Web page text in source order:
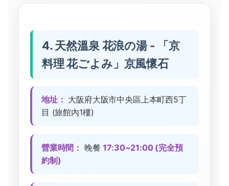
4. 天然溫泉 花浪の湯 - 「京
料理 花ごよみ」京風懷石
地址： 大阪府大阪市中央區上本町西5丁
目 (旅館內1樓)
營業時間： 晚餐17:30~21:00 (完全預
約制)